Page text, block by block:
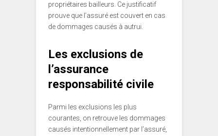
propriétaires bailleurs. Ce justificatif
prouve que l’assuré est couvert en cas
de dommages causés à autrui.
Les exclusions de
l’assurance
responsabilité civile
Parmi les exclusions les plus
courantes, on retrouve les dommages
causés intentionnellement par l’assuré,